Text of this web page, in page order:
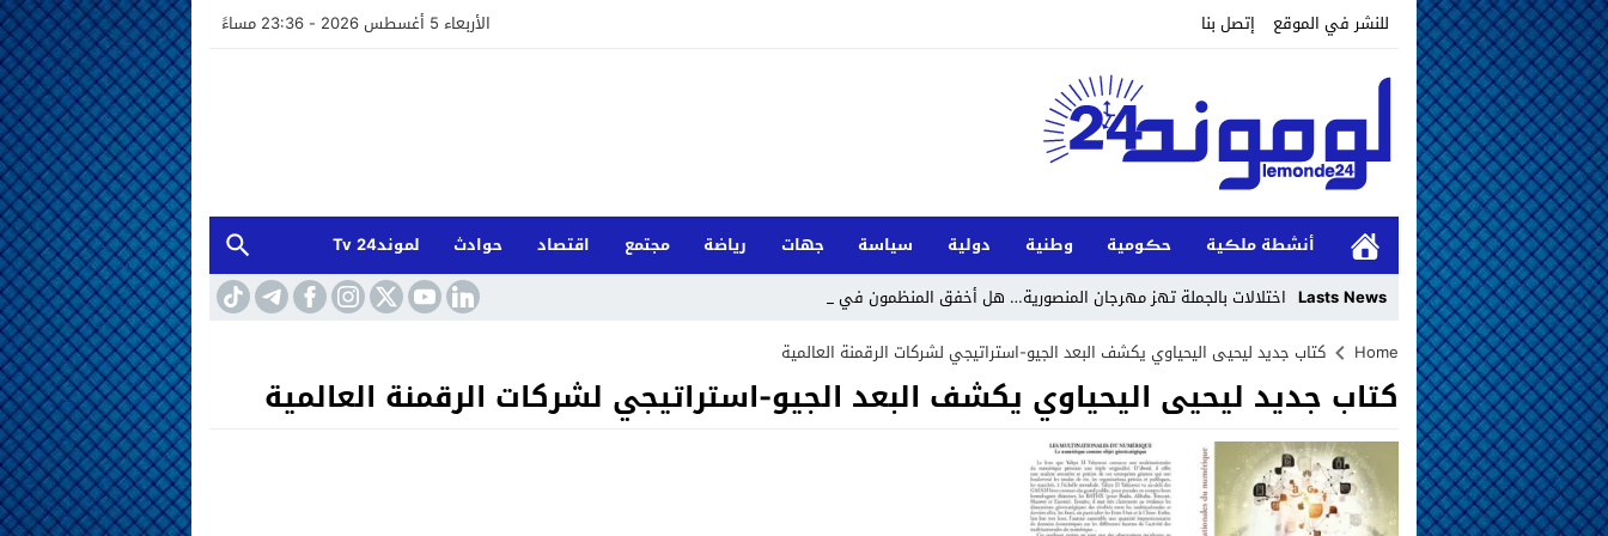
للنشر في الموقع إتصل بنا الأربعاء 5 أغسطس 2026 - 23:36 مساءً
أنشطة ملڪية حڪومية وطنية دولية سياسة جهات رياضة مجتمع اقتصاد حوادث
لموند24 Tv
Lasts News اختلالات بالجملة تهز مهرجان المنصورية… هل أخفق المنظمون في إدارة الح_
Stop
Previous
Next
Home كتاب جديد ليحيى اليحياوي يكشف البعد الجيو-استراتيجي لشركات الرقمنة العالمية
كتاب جديد ليحيى اليحياوي يكشف البعد الجيو-استراتيجي لشركات الرقمنة العالمية